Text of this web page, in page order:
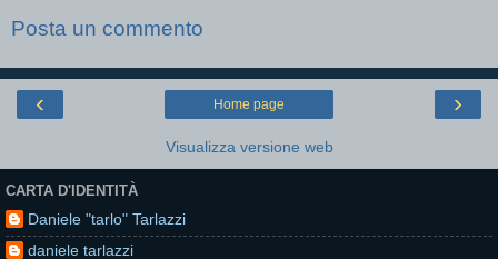
Posta un commento
‹ ›
Home page
Visualizza versione web
CARTA D'IDENTITÀ
Daniele "tarlo" Tarlazzi
daniele tarlazzi